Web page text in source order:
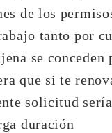
de los
tanto por
se conceden
que si te
solicitud
duración